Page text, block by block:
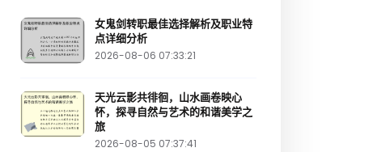
女鬼剑转职最佳选择解析及职业特
点详细分析
2026-08-06 07:33:21
天光云影共徘徊，山水画卷映心
怀，探寻自然与艺术的和谐美学之
旅
2026-08-05 07:37:41